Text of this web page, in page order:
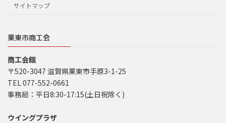
サイトマップ
栗東市商工会
商工会館
〒520-3047 滋賀県栗東市手原3-1-25
TEL 077-552-0661
事務局：平日8:30-17:15(土日祝除く)
ウイングプラザ